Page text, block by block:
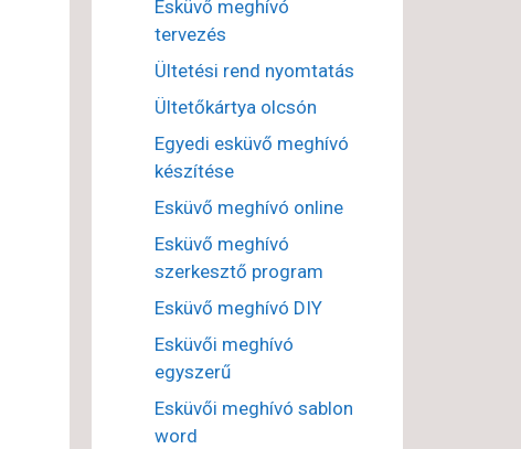
Esküvő meghívó
tervezés
Ültetési rend nyomtatás
Ültetőkártya olcsón
Egyedi esküvő meghívó
készítése
Esküvő meghívó online
Esküvő meghívó
szerkesztő program
Esküvő meghívó DIY
Esküvői meghívó
egyszerű
Esküvői meghívó sablon
word